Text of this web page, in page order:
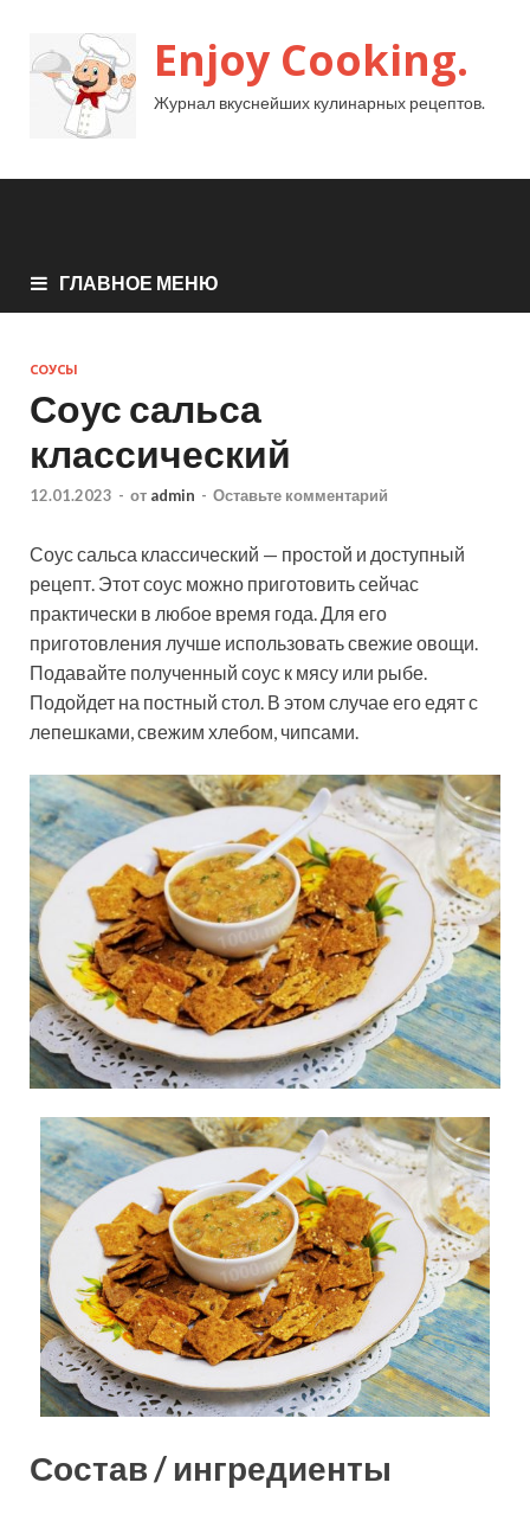
Enjoy Cooking.
Журнал вкуснейших кулинарных рецептов.
ГЛАВНОЕ МЕНЮ
СОУСЫ
Соус сальса
классический
12.01.2023 - от admin - Оставьте комментарий
Соус сальса классический — простой и доступный
рецепт. Этот соус можно приготовить сейчас
практически в любое время года. Для его
приготовления лучше использовать свежие овощи.
Подавайте полученный соус к мясу или рыбе.
Подойдет на постный стол. В этом случае его едят с
лепешками, свежим хлебом, чипсами.
Состав / ингредиенты